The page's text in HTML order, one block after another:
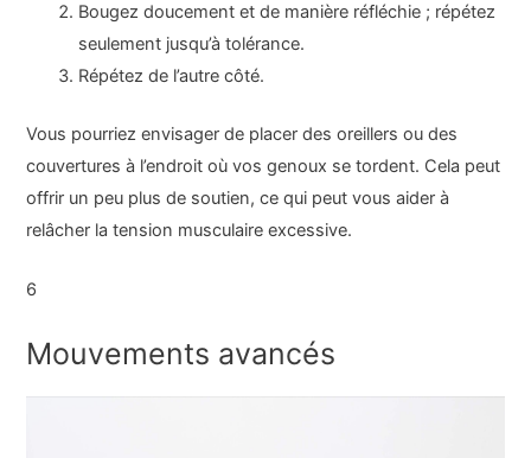
Bougez doucement et de manière réfléchie ; répétez
seulement jusqu’à tolérance.
Répétez de l’autre côté.
Vous pourriez envisager de placer des oreillers ou des
couvertures à l’endroit où vos genoux se tordent. Cela peut
offrir un peu plus de soutien, ce qui peut vous aider à
relâcher la tension musculaire excessive.
6
Mouvements avancés